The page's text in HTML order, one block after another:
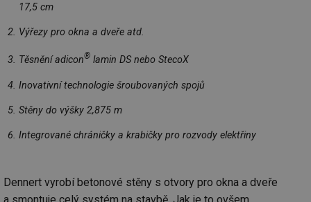
17,5 cm
Výřezy pro okna a dveře atd.
Těsnění adicon®lamin DS nebo StecoX
Inovativní technologie šroubovaných spojů
Stěny do výšky 2,875 m
Integrované chráničky a krabičky pro rozvody elektřiny
Dennert vyrobí betonové stěny s otvory pro okna a dveře